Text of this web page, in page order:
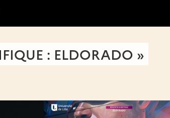
: ELDORADO »